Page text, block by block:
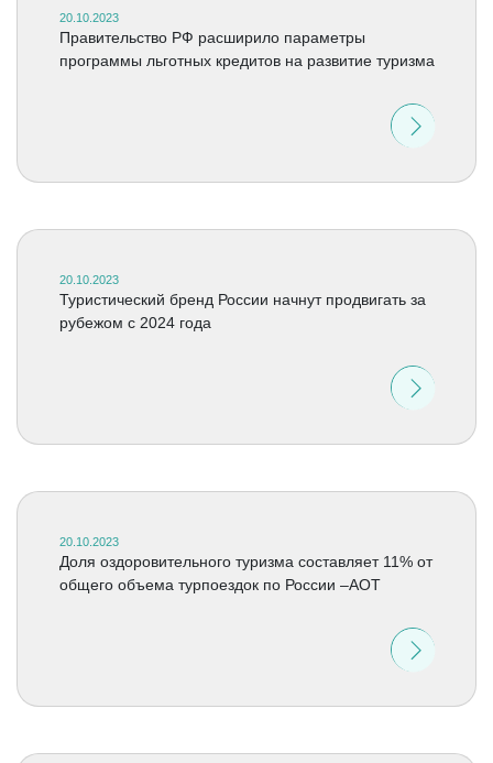
20.10.2023
Правительство РФ расширило параметры
программы льготных кредитов на развитие туризма
20.10.2023
Туристический бренд России начнут продвигать за
рубежом с 2024 года
20.10.2023
Доля оздоровительного туризма составляет 11% от
общего объема турпоездок по России –АОТ